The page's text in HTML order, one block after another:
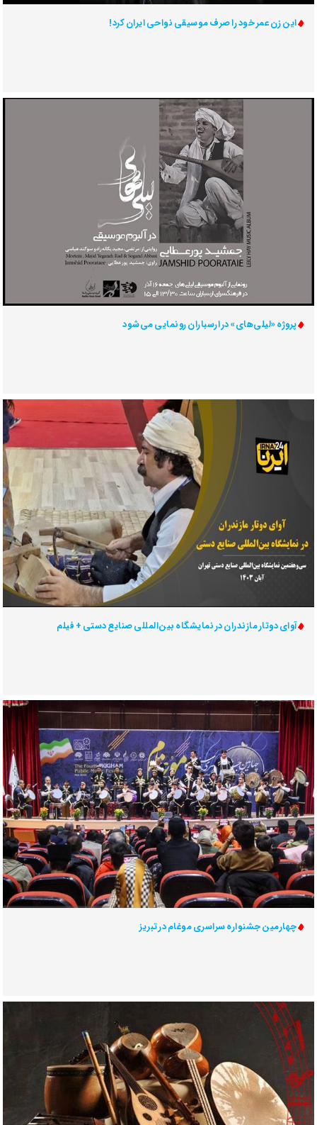
این زن عمر خود را صرف موسیقی نواحی ایران کرد!
پروژه «لیلی‌های» در ارسباران رونمایی می‌شود
آوای دوتار مازندران در نمایشگاه بین‌المللی صنایع دستی + فیلم
چهارمین جشنواره سراسری موغام در تبریز